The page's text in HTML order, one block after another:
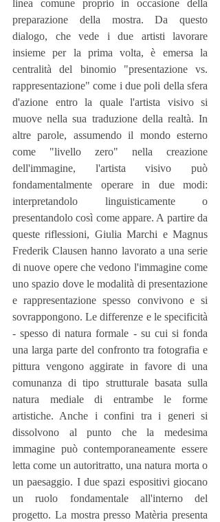
linea comune proprio in occasione della
preparazione della mostra. Da questo
dialogo, che vede i due artisti lavorare
insieme per la prima volta, è emersa la
centralità del binomio "presentazione vs.
rappresentazione" come i due poli della sfera
d'azione entro la quale l'artista visivo si
muove nella sua traduzione della realtà. In
altre parole, assumendo il mondo esterno
come "livello zero" nella creazione
dell'immagine, l'artista visivo può
fondamentalmente operare in due modi:
interpretandolo linguisticamente o
presentandolo così come appare. A partire da
queste riflessioni, Giulia Marchi e Magnus
Frederik Clausen hanno lavorato a una serie
di nuove opere che vedono l'immagine come
uno spazio dove le modalità di presentazione
e rappresentazione spesso convivono e si
sovrappongono. Le differenze e le specificità
- spesso di natura formale - su cui si fonda
una larga parte del confronto tra fotografia e
pittura vengono aggirate in favore di una
comunanza di tipo strutturale basata sulla
natura mediale di entrambe le forme
artistiche. Anche i confini tra i generi si
dissolvono al punto che la medesima
immagine può contemporaneamente essere
letta come un autoritratto, una natura morta o
un paesaggio. I due spazi espositivi giocano
un ruolo fondamentale all'interno del
progetto. La mostra presso Matèria presenta